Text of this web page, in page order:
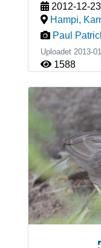
2012-12-23
Hampi,
Paul
Uploadet 2013-
1588